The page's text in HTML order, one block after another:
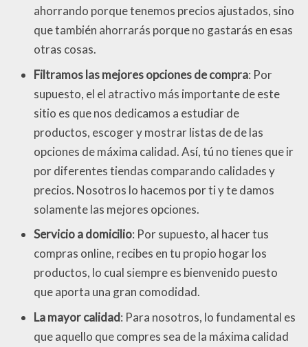
ahorrando porque tenemos precios ajustados, sino
que también ahorrarás porque no gastarás en esas
otras cosas.
Filtramos las mejores opciones de compra: Por
supuesto, el el atractivo más importante de este
sitio es que nos dedicamos a estudiar de
productos, escoger y mostrar listas de de las
opciones de máxima calidad. Así, tú no tienes que ir
por diferentes tiendas comparando calidades y
precios. Nosotros lo hacemos por ti y te damos
solamente las mejores opciones.
Servicio a domicilio: Por supuesto, al hacer tus
compras online, recibes en tu propio hogar los
productos, lo cual siempre es bienvenido puesto
que aporta una gran comodidad.
La mayor calidad: Para nosotros, lo fundamental es
que aquello que compres sea de la máxima calidad